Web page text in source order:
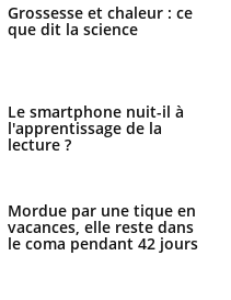
Grossesse et chaleur : ce
que dit la science
Le smartphone nuit-il à
l'apprentissage de la
lecture ?
Mordue par une tique en
vacances, elle reste dans
le coma pendant 42 jours
Mordue par un
barracuda, une petite fille
secourue grâce à un
Légionellose en Suisse :
quelle est l’origine de la
contamination ?
Allergies alimentaires :
une nouvelle arme contre
les réactions sévères